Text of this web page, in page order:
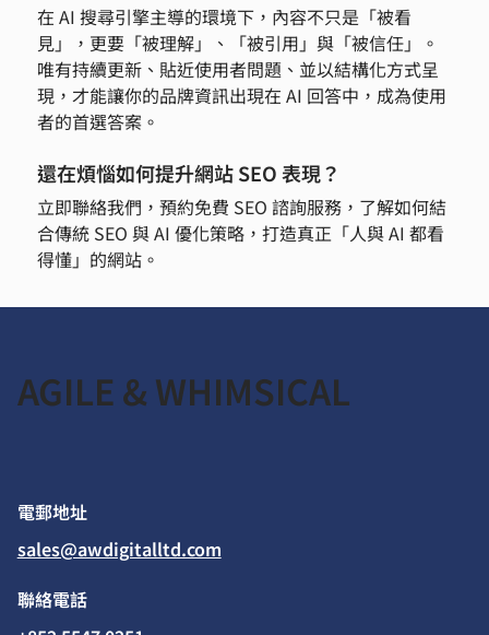
在 AI 搜尋引擎主導的環境下，內容不只是「被看
見」，更要「被理解」、「被引用」與「被信任」。
唯有持續更新、貼近使用者問題、並以結構化方式呈
現，才能讓你的品牌資訊出現在 AI 回答中，成為使用
者的首選答案。
還在煩惱如何提升網站 SEO 表現？
立即聯絡我們，預約免費 SEO 諮詢服務，了解如何結
合傳統 SEO 與 AI 優化策略，打造真正「人與 AI 都看
得懂」的網站。
​聯絡電話
​電郵地址
sales@awdigitalltd.com
AGILE & WHIMSICAL